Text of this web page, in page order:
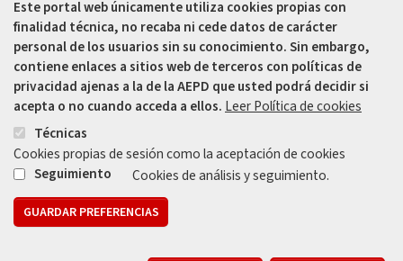
Capitulares, 1. 14002
Córdoba - España
957 49 99 00
957 47 80 50
EnlaceEnlace
Mapa web Aviso legal
Este portal web únicamente utiliza cookies propias con
finalidad técnica, no recaba ni cede datos de carácter
personal de los usuarios sin su conocimiento. Sin embargo,
contiene enlaces a sitios web de terceros con políticas de
privacidad ajenas a la de la AEPD que usted podrá decidir si
acepta o no cuando acceda a ellos. Leer Política de cookies
Técnicas
Cookies propias de sesión como la aceptación de cookies
Seguimiento
Cookies de análisis y seguimiento.
GUARDAR PREFERENCIAS